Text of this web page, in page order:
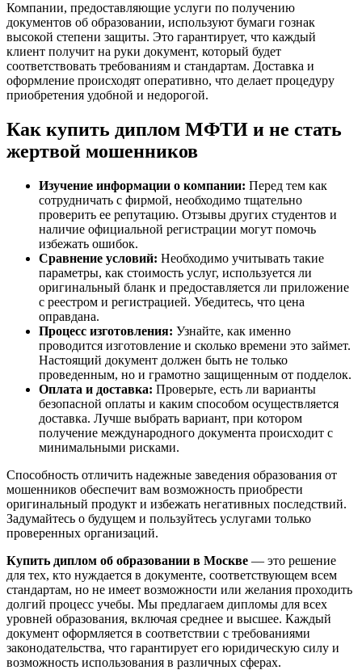
Компании, предоставляющие услуги по получению
документов об образовании, используют бумаги гознак
высокой степени защиты. Это гарантирует, что каждый
клиент получит на руки документ, который будет
соответствовать требованиям и стандартам. Доставка и
оформление происходят оперативно, что делает процедуру
приобретения удобной и недорогой.
Как купить диплом МФТИ и не стать
жертвой мошенников
Изучение информации о компании: Перед тем как
сотрудничать с фирмой, необходимо тщательно
проверить ее репутацию. Отзывы других студентов и
наличие официальной регистрации могут помочь
избежать ошибок.
Сравнение условий: Необходимо учитывать такие
параметры, как стоимость услуг, используется ли
оригинальный бланк и предоставляется ли приложение
с реестром и регистрацией. Убедитесь, что цена
оправдана.
Процесс изготовления: Узнайте, как именно
проводится изготовление и сколько времени это займет.
Настоящий документ должен быть не только
проведенным, но и грамотно защищенным от подделок.
Оплата и доставка: Проверьте, есть ли варианты
безопасной оплаты и каким способом осуществляется
доставка. Лучше выбрать вариант, при котором
получение международного документа происходит с
минимальными рисками.
Способность отличить надежные заведения образования от
мошенников обеспечит вам возможность приобрести
оригинальный продукт и избежать негативных последствий.
Задумайтесь о будущем и пользуйтесь услугами только
проверенных организаций.
Купить диплом об образовании в Москве — это решение
для тех, кто нуждается в документе, соответствующем всем
стандартам, но не имеет возможности или желания проходить
долгий процесс учебы. Мы предлагаем дипломы для всех
уровней образования, включая среднее и высшее. Каждый
документ оформляется в соответствии с требованиями
законодательства, что гарантирует его юридическую силу и
возможность использования в различных сферах.